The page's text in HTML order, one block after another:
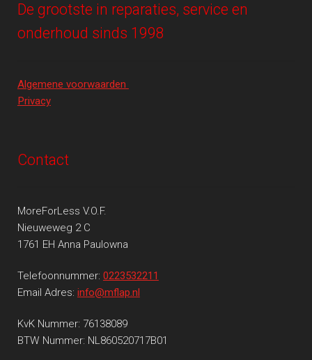
De grootste in reparaties, service en
onderhoud sinds 1998
Algemene voorwaarden
Privacy
Contact
MoreForLess V.O.F.
Nieuweweg 2 C
1761 EH Anna Paulowna
Telefoonnummer: 0223532211
Email Adres: info@mflap.nl
KvK Nummer: 76138089
BTW Nummer: NL860520717B01